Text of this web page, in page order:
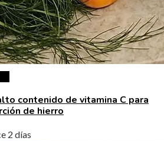
contenido de vitamina C para
de hierro
2 días